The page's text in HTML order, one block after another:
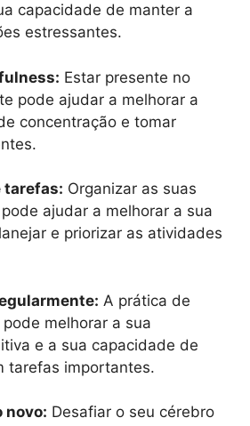
capacidade de manter a
estressantes.
Estar presente no
pode ajudar a melhorar a
concentração e tomar
tarefas: Organizar as suas
ajudar a melhorar a sua
e priorizar as atividades
A prática de
melhorar a sua
e a sua capacidade de
tarefas importantes.
novo: Desafiar o seu cérebro